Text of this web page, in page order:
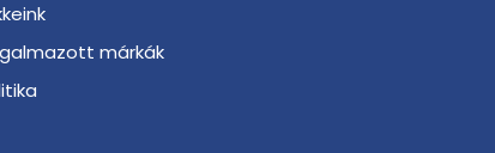
márkák